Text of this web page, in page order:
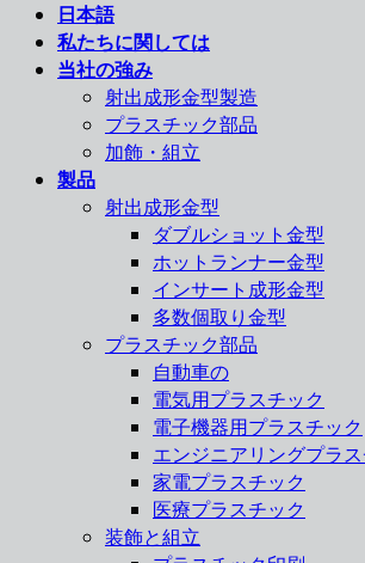
日本語
私たちに関しては
当社の強み
射出成形金型製造
プラスチック部品
加飾・組立
製品
射出成形金型
ダブルショット金型
ホットランナー金型
インサート成形金型
多数個取り金型
プラスチック部品
自動車の
電気用プラスチック
電子機器用プラスチック
エンジニアリングプラ
家電プラスチック
医療プラスチック
装飾と組立